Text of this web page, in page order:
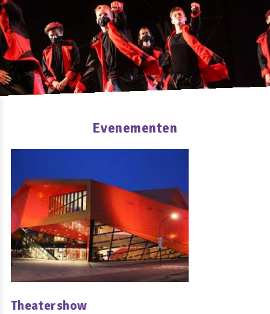
Evenementen
Theatershow